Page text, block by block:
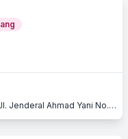
RupaRupi Handicraft Market, Lantai 3, Jl. Jenderal Ahmad Yani No. 837 - 843, Ahmad Yani, Bandung, Jawa Barat